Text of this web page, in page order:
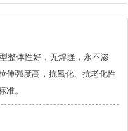
整体性好，无焊缝，永不渗
伸强度高，抗氧化、抗老化性
准。